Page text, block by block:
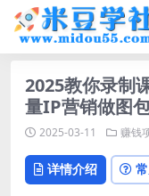
2025教你录制
量IP营销做图
2025-03-11 赚钱
详情介绍